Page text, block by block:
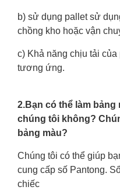
b) sử dụng pallet sử
chồng kho hoặc vận
c) Khả năng chịu tải
tương ứng.
2.Bạn có thể làm bảng
chúng tôi không?
bảng màu?
Chúng tôi có thể giúp
cung cấp số Pantong.
chiếc